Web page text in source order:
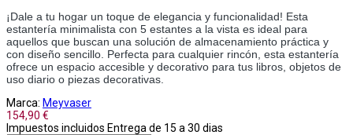
¡Dale a tu hogar un toque de elegancia y funcionalidad! Esta
estantería minimalista con 5 estantes a la vista es ideal para
aquellos que buscan una solución de almacenamiento práctica y
con diseño sencillo. Perfecta para cualquier rincón, esta estantería
ofrece un espacio accesible y decorativo para tus libros, objetos de
uso diario o piezas decorativas.
Marca: Meyvaser
154,90 €
Impuestos incluidos Entrega de 15 a 30 dias